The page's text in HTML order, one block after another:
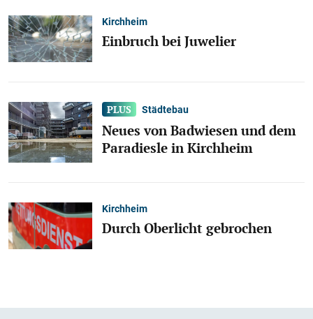
Kirchheim
Einbruch bei Juwelier
Städtebau
Neues von Badwiesen und dem
Paradiesle in Kirchheim
Kirchheim
Durch Oberlicht gebrochen